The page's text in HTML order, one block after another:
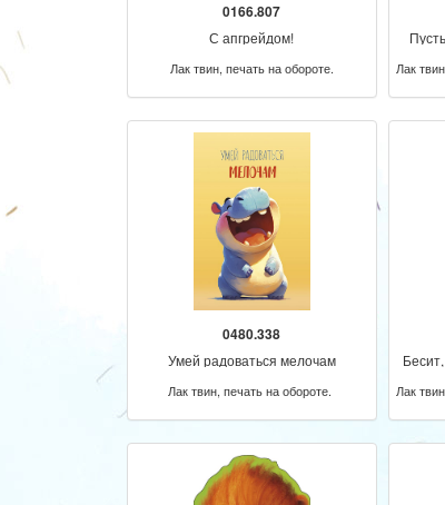
0166.807
С апгрейдом!
Лак твин, печать на обороте. Лак
0480.338
Умей радоваться мелочам
Лак твин, печать на обороте. Лак